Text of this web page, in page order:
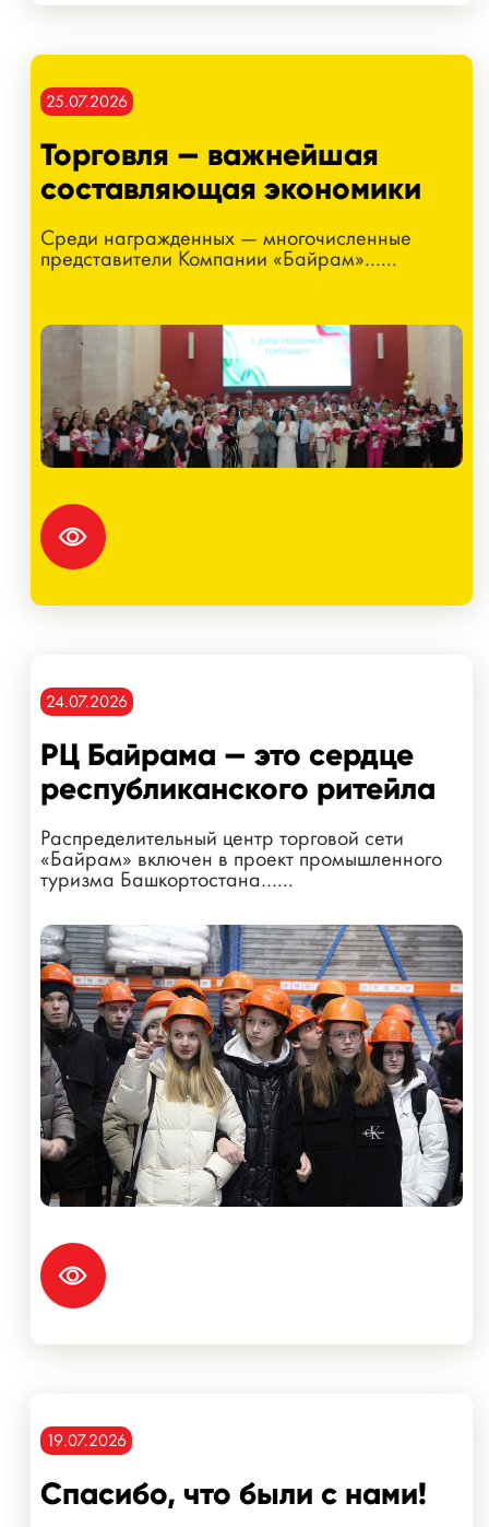
25.07.2026
Торговля — важнейшая
составляющая экономики
Среди награжденных — многочисленные
представители Компании «Байрам»…...
24.07.2026
РЦ Байрама — это сердце
республиканского ритейла
Распределительный центр торговой сети
«Байрам» включен в проект промышленного
туризма Башкортостана…...
19.07.2026
Спасибо, что были с нами!